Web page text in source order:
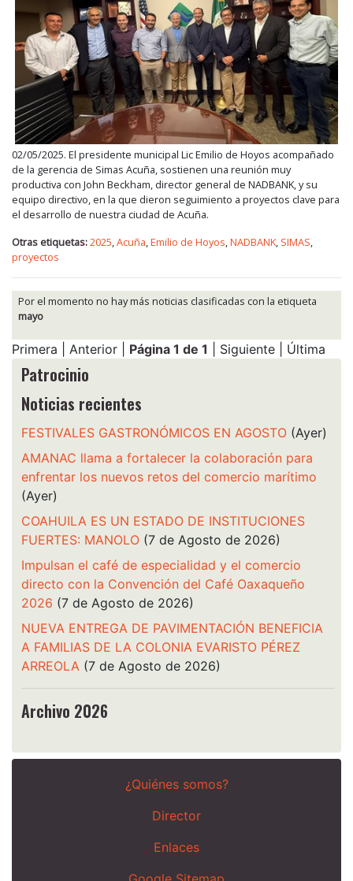
02/05/2025. El presidente municipal Lic Emilio de Hoyos acompañado
de la gerencia de Simas Acuña, sostienen una reunión muy
productiva con John Beckham, director general de NADBANK, y su
equipo directivo, en la que dieron seguimiento a proyectos clave para
el desarrollo de nuestra ciudad de Acuña.
Otras etiquetas:2025,Acuña,Emilio de Hoyos,NADBANK, SIMAS,
proyectos
Por el momento no hay más noticias clasificadas con la etiqueta
mayo
Primera | Anterior | Página 1 de 1 | Siguiente | Última
Patrocinio
Noticias recientes
FESTIVALES GASTRONÓMICOS EN AGOSTO (Ayer)
AMANAC llama a fortalecer la colaboración para
enfrentar los nuevos retos del comercio marítimo
(Ayer)
COAHUILA ES UN ESTADO DE INSTITUCIONES
FUERTES: MANOLO (7 de Agosto de 2026)
Impulsan el café de especialidad y el comercio
directo con la Convención del Café Oaxaqueño
2026 (7 de Agosto de 2026)
NUEVA ENTREGA DE PAVIMENTACIÓN BENEFICIA
A FAMILIAS DE LA COLONIA EVARISTO PÉREZ
ARREOLA (7 de Agosto de 2026)
Archivo 2026
¿Quiénes somos?
Director
Enlaces